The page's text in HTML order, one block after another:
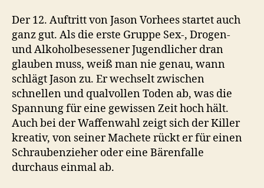
Der 12. Auftritt von Jason Vorhees startet auch
ganz gut. Als die erste Gruppe Sex-, Drogen-
und Alkoholbesessener Jugendlicher dran
glauben muss, weiß man nie genau, wann
schlägt Jason zu. Er wechselt zwischen
schnellen und qualvollen Toden ab, was die
Spannung für eine gewissen Zeit hoch hält.
Auch bei der Waffenwahl zeigt sich der Killer
kreativ, von seiner Machete rückt er für einen
Schraubenzieher oder eine Bärenfalle
durchaus einmal ab.